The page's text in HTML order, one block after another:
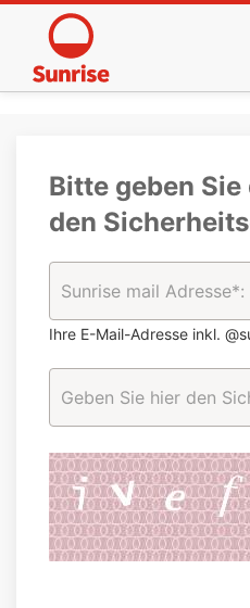
Bitte geben
den
Ihre E-Mail-Adresse inkl.